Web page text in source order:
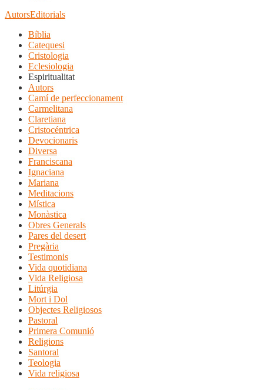
AutorsEditorials
Bíblia
Catequesi
Cristologia
Eclesiologia
Espiritualitat
Autors
Camí de perfeccionament
Carmelitana
Claretiana
Cristocéntrica
Devocionaris
Diversa
Franciscana
Ignaciana
Mariana
Meditacions
Mística
Monàstica
Obres Generals
Pares del desert
Pregària
Testimonis
Vida quotidiana
Vida Religiosa
Litúrgia
Mort i Dol
Objectes Religiosos
Pastoral
Primera Comunió
Religions
Santoral
Teologia
Vida religiosa